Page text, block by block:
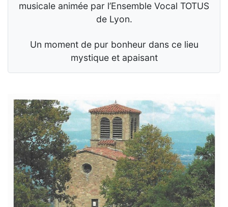
musicale animée par l’Ensemble Vocal TOTUS
de Lyon.
Un moment de pur bonheur dans ce lieu
mystique et apaisant